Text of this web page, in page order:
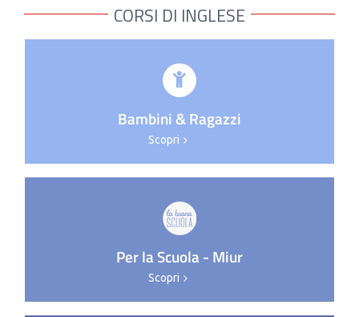
CORSI DI INGLESE
Bambini & Ragazzi
Scopri
Per la Scuola - Miur
Scopri